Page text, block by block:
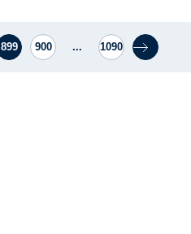
899 900 ... 1090